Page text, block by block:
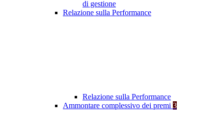
di gestione
Relazione sulla Performance
Relazione sulla Performance
Ammontare complessivo dei premi 3